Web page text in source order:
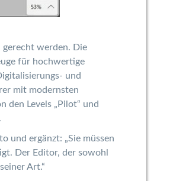
gerecht werden. Die
für hochwertige
und
mit modernsten
den Levels „Pilot“ und
und ergänzt: „Sie müssen
Der Editor, der sowohl
Art.“